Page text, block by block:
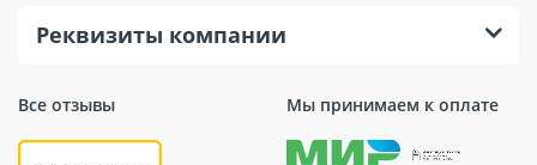
Все отзывы Мы принимаем к оплате
Реквизиты компании